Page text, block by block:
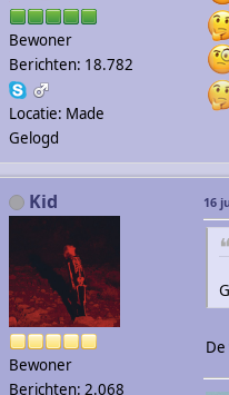
Bewoner
Berichten: 18.782
Locatie: Made
Gelogd
Kid
Bewoner
Berichten: 2.068
16